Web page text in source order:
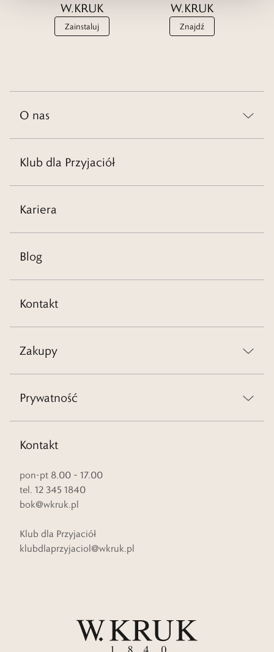
W.KRUK
Zainstaluj
W.KRUK
Znajdź
O nas
Klub dla Przyjaciół
Kariera
Blog
Kontakt
Zakupy
Prywatność
Kontakt
pon-pt 8.00 – 17.00
tel. 12 345 1840
bok@wkruk.pl
Klub dla Przyjaciół
klubdlaprzyjaciol@wkruk.pl